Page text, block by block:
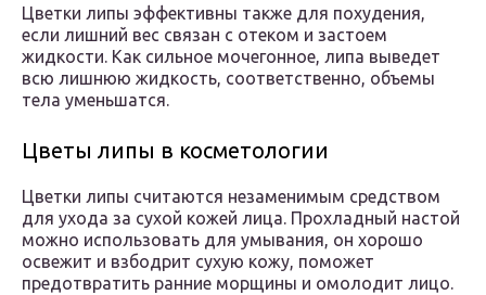
Цветки липы эффективны также для похудения,
если лишний вес связан с отеком и застоем
жидкости. Как сильное мочегонное, липа выведет
всю лишнюю жидкость, соответственно, объемы
тела уменьшатся.
Цветы липы в косметологии
Цветки липы считаются незаменимым средством
для ухода за сухой кожей лица. Прохладный настой
можно использовать для умывания, он хорошо
освежит и взбодрит сухую кожу, поможет
предотвратить ранние морщины и омолодит лицо.